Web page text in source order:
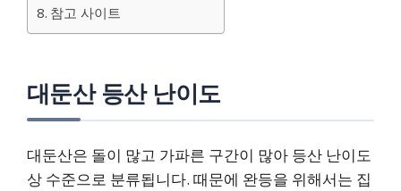
참고 사이트
대둔산 등산 난이도
대둔산은 돌이 많고 가파른 구간이 많아 등산 난이도
상 수준으로 분류됩니다. 때문에 완등을 위해서는 집